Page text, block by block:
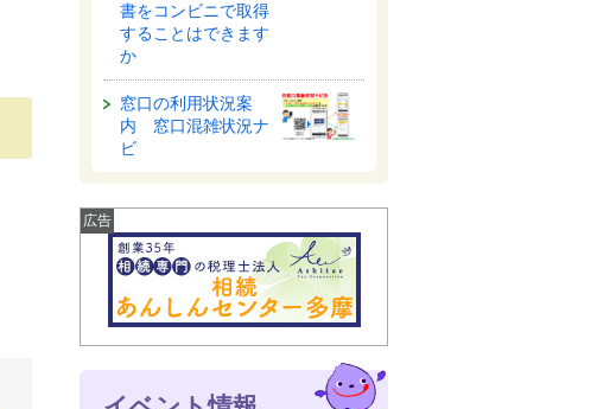
書をコンビニで取得
することはできます
か
窓口の利用状況案
内 窓口混雑状況ナ
ビ
広告